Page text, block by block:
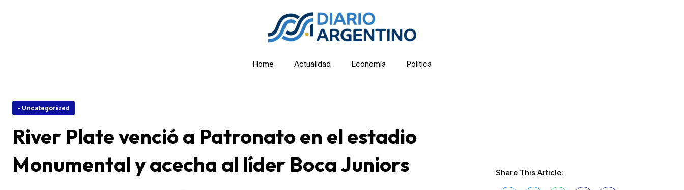
Home Actualidad Economía Política
- Uncategorized
River Plate venció a Patronato en el estadio
Monumental y acecha al líder Boca Juniors
Share This Article: